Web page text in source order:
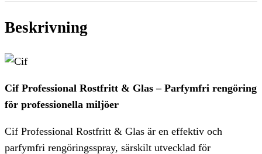
Beskrivning
Cif Professional Rostfritt & Glas – Parfymfri rengöring
för professionella miljöer
Cif Professional Rostfritt & Glas är en effektiv och
parfymfri rengöringsspray, särskilt utvecklad för